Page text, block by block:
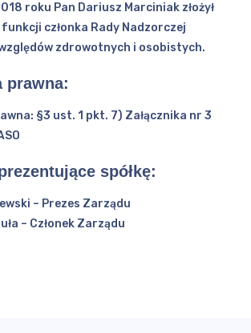
roku Pan Dariusz Marciniak złożył
członka Rady Nadzorczej
zdrowotnych i osobistych.
prawna:
§3 ust. 1 pkt. 7) Załącznika nr 3
spółkę:
– Prezes Zarządu
– Członek Zarządu